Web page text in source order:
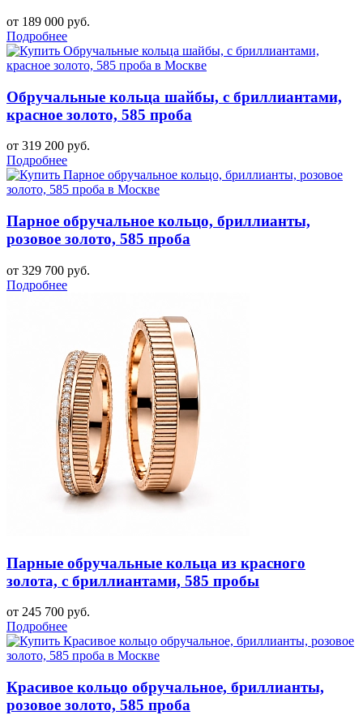
от 189 000 руб.
Подробнее
Обручальные кольца шайбы, с бриллиантами,
красное золото, 585 проба
от 319 200 руб.
Подробнее
Парное обручальное кольцо, бриллианты,
розовое золото, 585 проба
от 329 700 руб.
Подробнее
Парные обручальные кольца из красного
золота, с бриллиантами, 585 пробы
от 245 700 руб.
Подробнее
Красивое кольцо обручальное, бриллианты,
розовое золото, 585 проба